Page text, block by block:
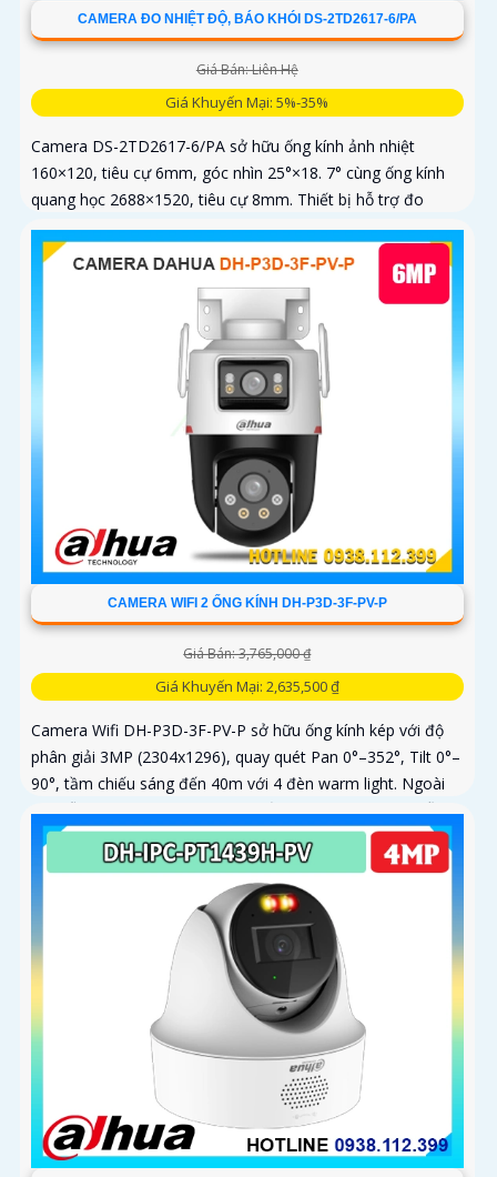
CAMERA ĐO NHIỆT ĐỘ, BÁO KHÓI DS-2TD2617-6/PA
Giá Bán: Liên Hệ
Giá Khuyến Mại: 5%-35%
Camera DS-2TD2617-6/PA sở hữu ống kính ảnh nhiệt
160×120, tiêu cự 6mm, góc nhìn 25°×18. 7° cùng ống kính
quang học 2688×1520, tiêu cự 8mm. Thiết bị hỗ trợ đo
nhiệt độ trong...
CAMERA WIFI 2 ỐNG KÍNH DH-P3D-3F-PV-P
Giá Bán: 3,765,000 ₫
Giá Khuyến Mại: 2,635,500 ₫
Camera Wifi DH-P3D-3F-PV-P sở hữu ống kính kép với độ
phân giải 3MP (2304x1296), quay quét Pan 0°–352°, Tilt 0°–
90°, tầm chiếu sáng đến 40m với 4 đèn warm light. Ngoài
ra, mẫu camera này còn đạt chuẩn chống nước IP66, hỗ trợ
thẻ nhớ tối đa 256GB, kết nối Wi-Fi 2